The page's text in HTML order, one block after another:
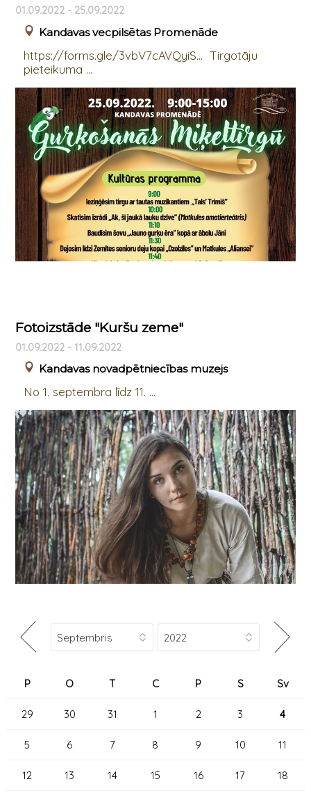
01.09.2022 - 25.09.2022
Kandavas vecpilsētas Promenāde
https://forms.gle/3vbV7cAVQyiS... Tirgotāju
pieteikuma ...
Fotoizstāde "Kuršu zeme"
01.09.2022 - 11.09.2022
Kandavas novadpētniecības muzejs
No 1. septembra līdz 11. ...
P O T C P S Sv
29 30 31 1 2 3 4
5 6 7 8 9 10 11
12 13 14 15 16 17 18